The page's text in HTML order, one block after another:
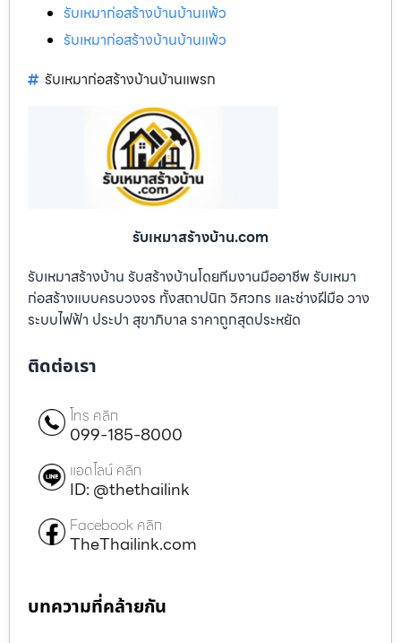
รับเหมาก่อสร้างบ้านบ้านแพ้ว
รับเหมาก่อสร้างบ้านบ้านแพ้ว
รับเหมาก่อสร้างบ้านบ้านแพรก
รับเหมาสร้างบ้าน.com
รับเหมาสร้างบ้าน รับสร้างบ้านโดยทีมงานมืออาชีพ รับเหมา
ก่อสร้างแบบครบวงจร ทั้งสถาปนิก วิศวกร และช่างฝีมือ วาง
ระบบไฟฟ้า ประปา สุขาภิบาล ราคาถูกสุดประหยัด
ติดต่อเรา
โทร คลิก
099-185-8000
แอดไลน์ คลิก
ID: @thethailink
Facebook คลิก
TheThailink.com
บทความที่คล้ายกัน